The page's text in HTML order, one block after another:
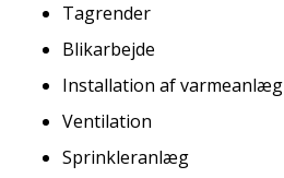
Tagrender
Blikarbejde
Installation af varmeanlæg
Ventilation
Sprinkleranlæg